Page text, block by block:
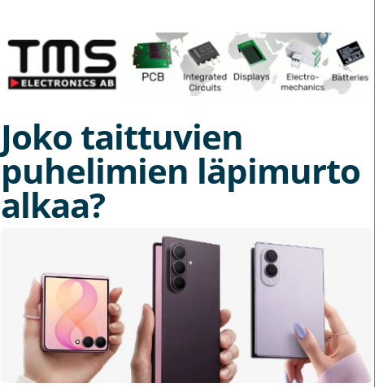
Joko taittuvien
puhelimien läpimurto
alkaa?